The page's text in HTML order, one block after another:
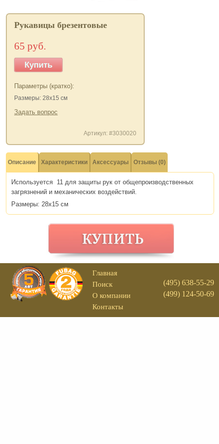
Рукавицы брезентовые
65 руб.
Купить
Параметры (кратко):
Размеры: 28х15 см
Задать вопрос
Артикул: #3030020
Описание Характеристики Аксессуары Отзывы (0)
Используется 11 для защиты рук от общепроизводственных
загрязнений и механических воздействий.
Размеры: 28х15 см
Главная
Поиск
О компании
Контакты
(495) 638-55-29
(499) 124-50-69